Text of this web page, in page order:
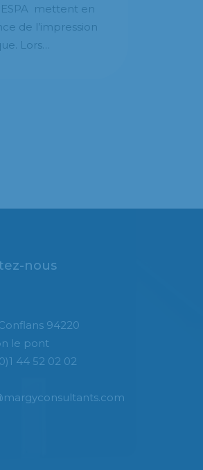
mettent en
de l’impression
Lors…
nous
94220
le pont
44 52 02 02